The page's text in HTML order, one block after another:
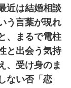
近は結婚相談
う言葉が現れ
、まるで電柱
と出会う気持
、受け身のま
ない否「恋